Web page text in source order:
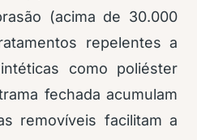
(acima de 30.000
repelentes a
como poliéster
fechada acumulam
removíveis facilitam a